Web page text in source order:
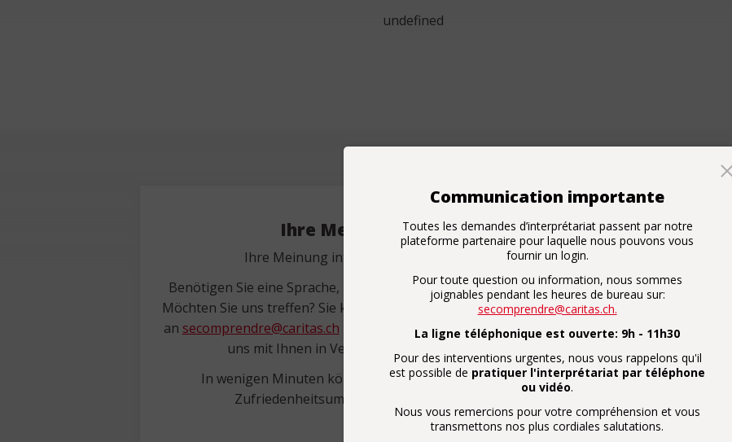
Communication importante
Toutes les demandes d’interprétariat passent par notre
plateforme partenaire pour laquelle nous pouvons vous
fournir un login.
Pour toute question ou information, nous sommes
joignables pendant les heures de bureau sur:
secomprendre@caritas.ch.
La ligne téléphonique est ouverte: 9h - 11h30
Pour des interventions urgentes, nous vous rappelons qu'il
est possible de pratiquer l'interprétariat par téléphone
ou vidéo.
Nous vous remercions pour votre compréhension et vous
transmettons nos plus cordiales salutations.
undefined
Ihre Meinung
Ihre Meinung interessiert uns!
Benötigen Sie eine Sprache, Beratung, Informationen ?
Möchten Sie uns treffen? Sie können jederzeit eine E-Mail
an secomprendre@caritas.ch mitzuteilen, und wir werden
uns mit Ihnen in Verbindung setzen.
In wenigen Minuten können Sie auch unsere
Zufriedenheitsumfrage ausfüllen.
Mit einer Spende
eines
PC von "se